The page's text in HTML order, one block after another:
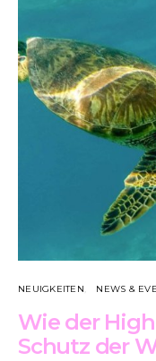
NEUIGKEITEN NEWS &
Wie der
Schutz der